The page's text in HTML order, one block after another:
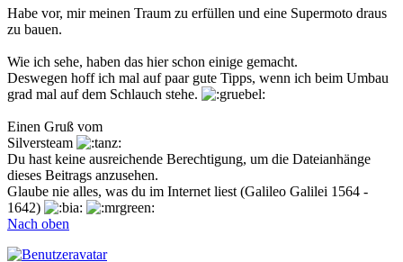
Habe vor, mir meinen Traum zu erfüllen und eine Supermoto draus
zu bauen.
Wie ich sehe, haben das hier schon einige gemacht.
Deswegen hoff ich mal auf paar gute Tipps, wenn ich beim Umbau
grad mal auf dem Schlauch stehe.
Einen Gruß vom
Silversteam
Du hast keine ausreichende Berechtigung, um die Dateianhänge
dieses Beitrags anzusehen.
Glaube nie alles, was du im Internet liest (Galileo Galilei 1564 -
1642)
Nach oben